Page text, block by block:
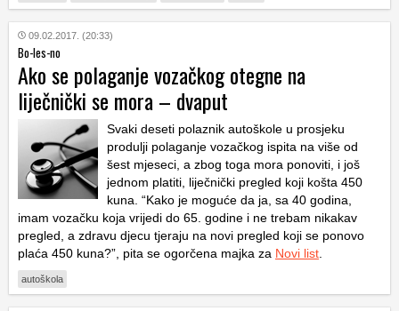
09.02.2017. (20:33)
Bo-les-no
Ako se polaganje vozačkog otegne na
liječnički se mora – dvaput
Svaki deseti polaznik autoškole u prosjeku
produlji polaganje vozačkog ispita na više od
šest mjeseci, a zbog toga mora ponoviti, i još
jednom platiti, liječnički pregled koji košta 450
kuna. “Kako je moguće da ja, sa 40 godina,
imam vozačku koja vrijedi do 65. godine i ne trebam nikakav
pregled, a zdravu djecu tjeraju na novi pregled koji se ponovo
plaća 450 kuna?”, pita se ogorčena majka za Novi list
autoškola